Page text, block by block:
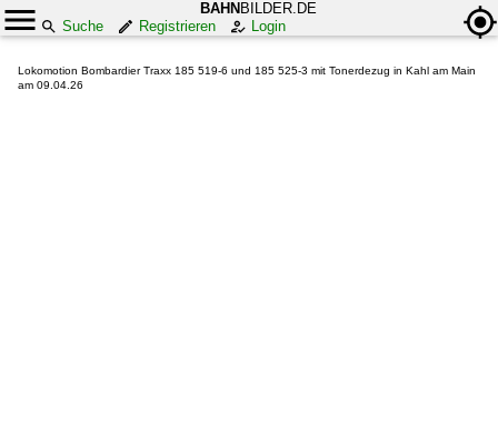
BAHN BILDER.DE
Suche
Registrieren Login
Lokomotion Bombardier Traxx 185 519-6 und 185 525-3 mit Tonerdezug in Kahl am Main
am 09.04.26